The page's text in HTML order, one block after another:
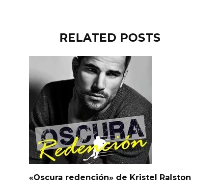
RELATED POSTS
«Oscura redención» de Kristel Ralston